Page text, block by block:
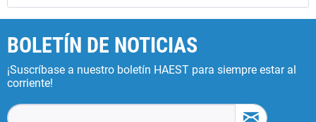
BOLETÍN DE NOTICIAS
¡Suscríbase a nuestro boletín HAEST para siempre estar al
corriente!